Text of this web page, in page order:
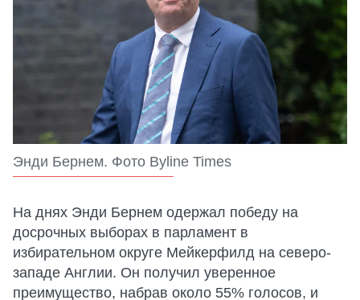
Энди Бернем. Фото Byline Times
На днях Энди Бернем одержал победу на
досрочных выборах в парламент в
избирательном округе Мейкерфилд на северо-
западе Англии. Он получил уверенное
преимущество, набрав около 55% голосов, и